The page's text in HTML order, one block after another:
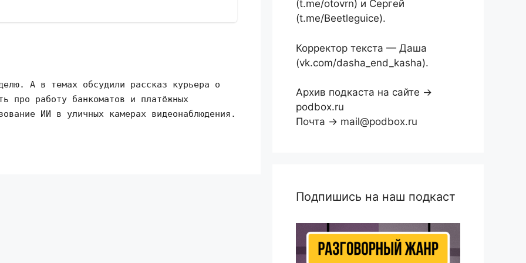
А в темах обсудили рассказ курьера о
про работу банкоматов и платёжных
ИИ в уличных камерах видеонаблюдения.
(t.me/otovrn) и Сергей
(t.me/Beetleguice).
Корректор текста — Даша
(vk.com/dasha_end_kasha).
Архив подкаста на сайте →
podbox.ru
Почта → mail@podbox.ru
Подпишись на наш подкаст